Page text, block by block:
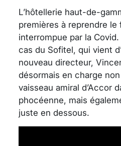
L’hôtellerie haut-de-
premières à reprendre le
interrompue par la
cas du Sofitel, qui vient
nouveau directeur,
désormais en charge
vaisseau amiral d’Accor
phocéenne, mais
juste en dessous.